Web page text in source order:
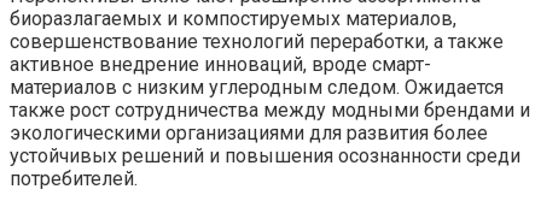
биоразлагаемых и компостируемых материалов,
совершенствование технологий переработки, а также
активное внедрение инноваций, вроде смарт-
материалов с низким углеродным следом. Ожидается
также рост сотрудничества между модными брендами и
экологическими организациями для развития более
устойчивых решений и повышения осознанности среди
потребителей.